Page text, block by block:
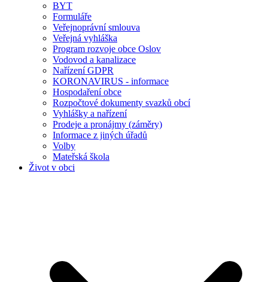
BYT
Formuláře
Veřejnoprávní smlouva
Veřejná vyhláška
Program rozvoje obce Oslov
Vodovod a kanalizace
Nařízení GDPR
KORONAVIRUS - informace
Hospodaření obce
Rozpočtové dokumenty svazků obcí
Vyhlášky a nařízení
Prodeje a pronájmy (záměry)
Informace z jiných úřadů
Volby
Mateřská škola
Život v obci